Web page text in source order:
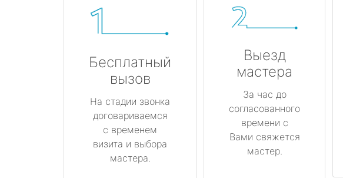
Бесплатный
вызов
На стадии звонка
договариваемся
с временем
визита и выбора
мастера.
Выезд
мастера
За час до
согласованного
времени с
Вами свяжется
мастер.